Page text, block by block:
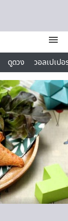
menu
ดูดวง
วอลเปเป